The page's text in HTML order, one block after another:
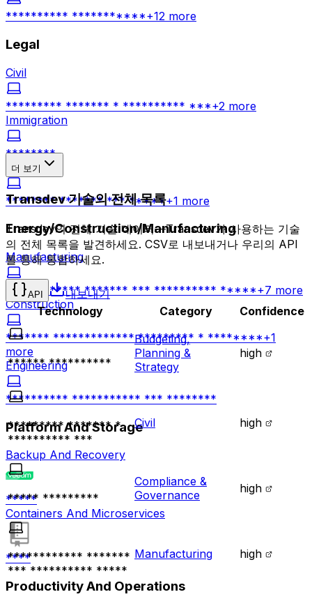
********** ***********+12 more
Legal
Civil
********* ******* * ********** ***+2 more
Immigration
********
Consumer
******** ******* *** *****+1 more
Energy/Construction/Manufacturing
Manufacturing
************ ******* *** ********** *****+7 more
Construction
******* ************* ********* * ********+1
more
Engineering
********** *********** *** ********
Platform And Storage
Backup And Recovery
*****
Containers And Microservices
****
Productivity And Operations
더 보기
Transdev 기술의 전체 목록
Transdev의 전체 기술 데이터—Transdev가 사용하는 기술
의 전체 목록을 발견하세요. CSV로 내보내거나 우리의 API
를 통해 통합하세요.
API
내보내기
Technology
Category Confidence
****** **********
Budgeting,
Planning &
Strategy
high
********* ******* *
********** ***
Civil high
***** *********
Compliance &
Governance
high
************ *******
*** ********** *****
Manufacturing high